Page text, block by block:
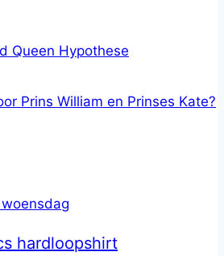
Queen Hypothese
Prins William en Prinses Kate?
hardloopshirt